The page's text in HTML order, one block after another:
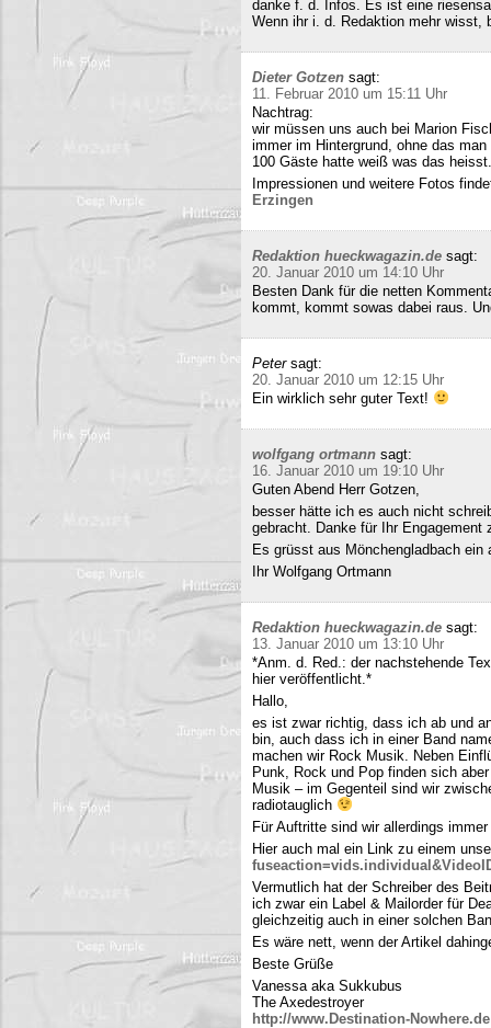
danke f. d. Infos. Es ist eine
Wenn ihr i. d. Redaktion mehr wisst,
Dieter Gotzen sagt:
11. Februar 2010 um 15:11 Uhr
Nachtrag:
wir müssen uns auch bei Marion
immer im Hintergrund, ohne das
100 Gäste hatte weiß was das heisst.
Impressionen und weitere Fotos
Erzingen
Redaktion hueckwagazin.de sagt:
20. Januar 2010 um 14:10 Uhr
Besten Dank für die netten
kommt, kommt sowas dabei raus.
Peter sagt:
20. Januar 2010 um 12:15 Uhr
Ein wirklich sehr guter Text!
wolfgang ortmann sagt:
16. Januar 2010 um 19:10 Uhr
Guten Abend Herr Gotzen,
besser hätte ich es auch nicht
gebracht. Danke für Ihr Engagement
Es grüsst aus Mönchengladbach ein
Ihr Wolfgang Ortmann
Redaktion hueckwagazin.de sagt:
13. Januar 2010 um 13:10 Uhr
*Anm. d. Red.: der nachstehende
hier veröffentlicht.*
Hallo,
es ist zwar richtig, dass ich ab und
bin, auch dass ich in einer Band
machen wir Rock Musik. Neben
Punk, Rock und Pop finden sich
Musik – im Gegenteil sind wir
radiotauglich
Für Auftritte sind wir allerdings
Hier auch mal ein Link zu einem
Vermutlich hat der Schreiber des
ich zwar ein Label & Mailorder für
gleichzeitig auch in einer solchen
Es wäre nett, wenn der Artikel
Beste Grüße
Vanessa aka Sukkubus
The Axedestroyer
http://www.Destination-Nowhere.de